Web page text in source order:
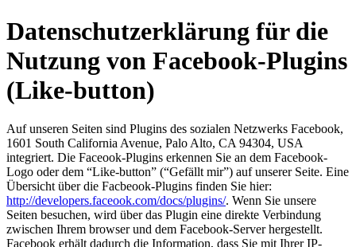
Datenschutzerklärung für die
Nutzung von Facebook-Plugins
(Like-button)
Auf unseren Seiten sind Plugins des sozialen Netzwerks Facebook,
1601 South California Avenue, Palo Alto, CA 94304, USA
integriert. Die Faceook-Plugins erkennen Sie an dem Facebook-
Logo oder dem “Like-button” (“Gefällt mir”) auf unserer Seite. Eine
Übersicht über die Facbeook-Plugins finden Sie hier:
http://developers.faceook.com/docs/plugins/. Wenn Sie unsere
Seiten besuchen, wird über das Plugin eine direkte Verbindung
zwischen Ihrem browser und dem Facebook-Server hergestellt.
Facebook erhält dadurch die Information, dass Sie mit Ihrer IP-